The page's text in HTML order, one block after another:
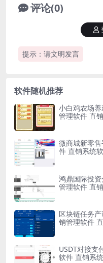
评论(0)
提示：请文明发言
软件随机推荐
小白鸡农场
管理软件 直
微商城新零
件 直销系统
鸿鼎国际投
管理软件 直
区块链任务
销管理软件
USDT对接支
软件 直销系